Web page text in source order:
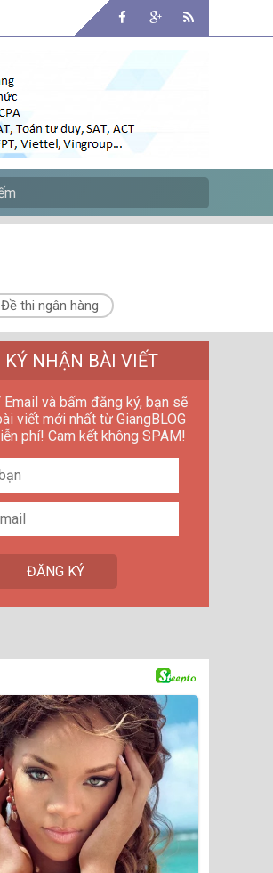
thi ngân hàng
KÝ NHẬN BÀI VIẾT
và bấm đăng ký, bạn sẽ
viết mới nhất từ GiangBLOG
phí! Cam kết không SPAM!